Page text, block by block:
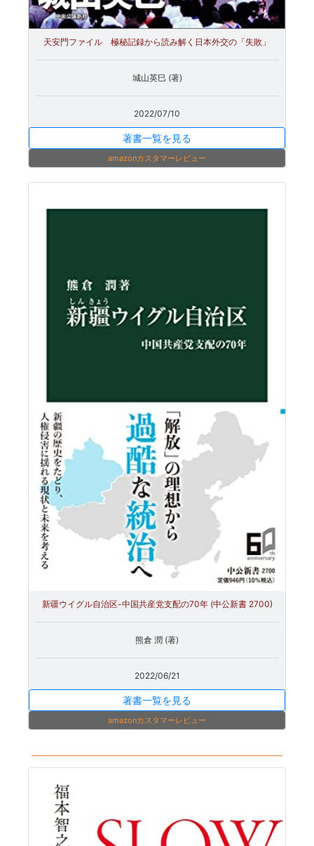
天安門ファイル 極秘記録から読み解く日本外交の「失敗」
城山英巳 (著)
2022/07/10
著書一覧を見る
amazonカスタマーレビュー
新疆ウイグル自治区-中国共産党支配の70年 (中公新書 2700)
熊倉 潤 (著)
2022/06/21
著書一覧を見る
amazonカスタマーレビュー